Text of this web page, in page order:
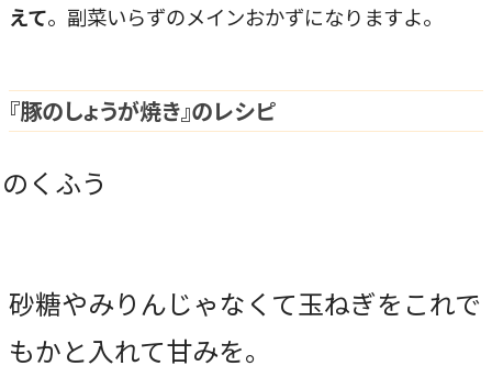
えて。副菜いらずのメインおかずになりますよ。
『豚のしょうが焼き』のレシピ
砂糖やみりんじゃなくて玉ねぎをこれで
もかと入れて甘みを。